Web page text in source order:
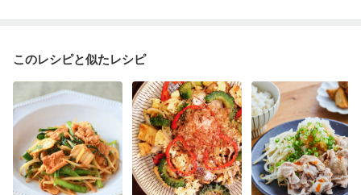
このレシピと似たレシピ